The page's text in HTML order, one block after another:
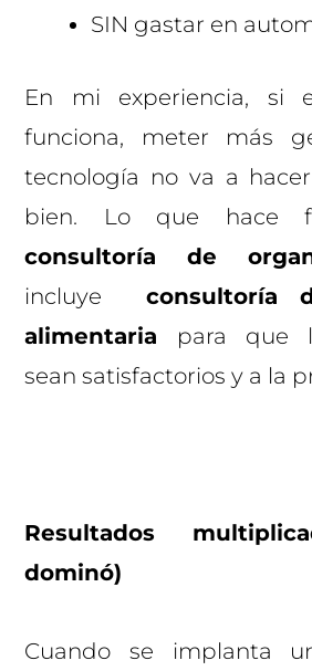
SIN gastar en
En mi experiencia, si
funciona, meter más
tecnología no va a
bien. Lo que hace
consultoría de
incluye consultoría
alimentaria para que
sean satisfactorios y a la
Resultados
dominó)
Cuando se implanta